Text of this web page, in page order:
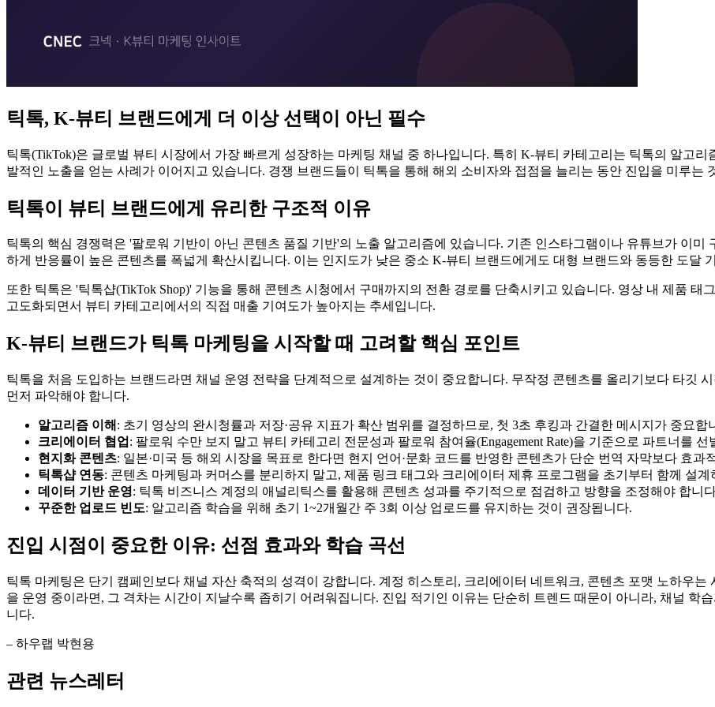
틱톡, K-뷰티 브랜드에게 더 이상 선택이 아닌 필수
틱톡(TikTok)은 글로벌 뷰티 시장에서 가장 빠르게 성장하는 마케팅 채널 중 하나입니다. 특히 K-뷰티 카테고리는 틱톡의 알고
발적인 노출을 얻는 사례가 이어지고 있습니다. 경쟁 브랜드들이 틱톡을 통해 해외 소비자와 접점을 늘리는 동안 진입을 미루는
틱톡이 뷰티 브랜드에게 유리한 구조적 이유
틱톡의 핵심 경쟁력은 '팔로워 기반이 아닌 콘텐츠 품질 기반'의 노출 알고리즘에 있습니다. 기존 인스타그램이나 유튜브가 이
하게 반응률이 높은 콘텐츠를 폭넓게 확산시킵니다. 이는 인지도가 낮은 중소 K-뷰티 브랜드에게도 대형 브랜드와 동등한 도달
또한 틱톡은 '틱톡샵(TikTok Shop)' 기능을 통해 콘텐츠 시청에서 구매까지의 전환 경로를 단축시키고 있습니다. 영상 내 제품 태
고도화되면서 뷰티 카테고리에서의 직접 매출 기여도가 높아지는 추세입니다.
K-뷰티 브랜드가 틱톡 마케팅을 시작할 때 고려할 핵심 포인트
틱톡을 처음 도입하는 브랜드라면 채널 운영 전략을 단계적으로 설계하는 것이 중요합니다. 무작정 콘텐츠를 올리기보다 타깃
먼저 파악해야 합니다.
알고리즘 이해 : 초기 영상의 완시청률과 저장·공유 지표가 확산 범위를 결정하므로, 첫 3초 후킹과 간결한 메시지가 중요합
크리에이터 협업 : 팔로워 수만 보지 말고 뷰티 카테고리 전문성과 팔로워 참여율(Engagement Rate)을 기준으로 파트너를 선
현지화 콘텐츠: 일본·미국 등 해외 시장을 목표로 한다면 현지 언어·문화 코드를 반영한 콘텐츠가 단순 번역 자막보다 효과
틱톡샵 연동: 콘텐츠 마케팅과 커머스를 분리하지 말고, 제품 링크 태그와 크리에이터 제휴 프로그램을 초기부터 함께 설계
데이터 기반 운영: 틱톡 비즈니스 계정의 애널리틱스를 활용해 콘텐츠 성과를 주기적으로 점검하고 방향을 조정해야 합니
꾸준한 업로드 빈도: 알고리즘 학습을 위해 초기 1~2개월간 주 3회 이상 업로드를 유지하는 것이 권장됩니다.
진입 시점이 중요한 이유: 선점 효과와 학습 곡선
틱톡 마케팅은 단기 캠페인보다 채널 자산 축적의 성격이 강합니다. 계정 히스토리, 크리에이터 네트워크, 콘텐츠 포맷 노하우
을 운영 중이라면, 그 격차는 시간이 지날수록 좁히기 어려워집니다. 진입 적기인 이유는 단순히 트렌드 때문이 아니라, 채널 학
니다.
– 하우랩 박현용
관련 뉴스레터